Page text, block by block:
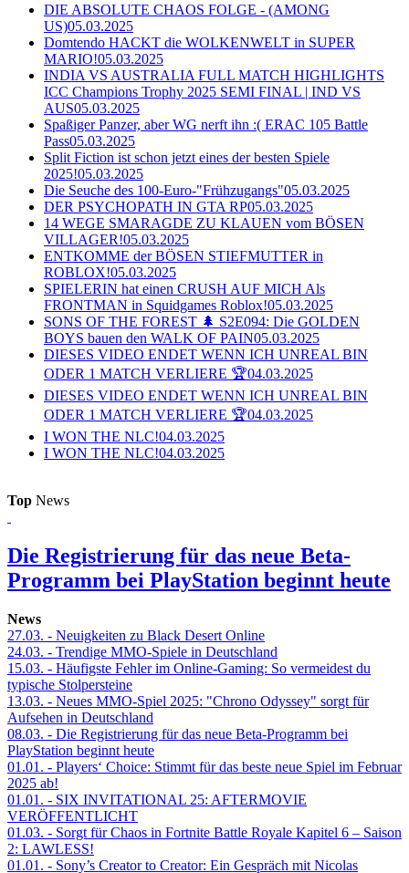
DIE ABSOLUTE CHAOS FOLGE - (AMONG
US)05.03.2025
Domtendo HACKT die WOLKENWELT in SUPER
MARIO!05.03.2025
INDIA VS AUSTRALIA FULL MATCH HIGHLIGHTS
ICC Champions Trophy 2025 SEMI FINAL | IND VS
AUS05.03.2025
Spaßiger Panzer, aber WG nerft ihn :( ERAC 105 Battle
Pass05.03.2025
Split Fiction ist schon jetzt eines der besten Spiele
2025!05.03.2025
Die Seuche des 100-Euro-"Frühzugangs"05.03.2025
DER PSYCHOPATH IN GTA RP05.03.2025
14 WEGE SMARAGDE ZU KLAUEN vom BÖSEN
VILLAGER!05.03.2025
ENTKOMME der BÖSEN STIEFMUTTER in
ROBLOX!05.03.2025
SPIELERIN hat einen CRUSH AUF MICH Als
FRONTMAN in Squidgames Roblox!05.03.2025
SONS OF THE FOREST 🌲 S2E094: Die GOLDEN
BOYS bauen den WALK OF PAIN05.03.2025
DIESES VIDEO ENDET WENN ICH UNREAL BIN
ODER 1 MATCH VERLIERE 🏆04.03.2025
DIESES VIDEO ENDET WENN ICH UNREAL BIN
ODER 1 MATCH VERLIERE 🏆04.03.2025
I WON THE NLC!04.03.2025
I WON THE NLC!04.03.2025
Top News
Die Registrierung für das neue Beta-
Programm bei PlayStation beginnt heute
News
27.03. - Neuigkeiten zu Black Desert Online
24.03. - Trendige MMO-Spiele in Deutschland
15.03. - Häufigste Fehler im Online-Gaming: So vermeidest du
typische Stolpersteine
13.03. - Neues MMO-Spiel 2025: "Chrono Odyssey" sorgt für
Aufsehen in Deutschland
08.03. - Die Registrierung für das neue Beta-Programm bei
PlayStation beginnt heute
01.01. - Players‘ Choice: Stimmt für das beste neue Spiel im Februar
2025 ab!
01.01. - SIX INVITATIONAL 25: AFTERMOVIE
VERÖFFENTLICHT
01.03. - Sorgt für Chaos in Fortnite Battle Royale Kapitel 6 – Saison
2: LAWLESS!
01.01. - Sony’s Creator to Creator: Ein Gespräch mit Nicolas